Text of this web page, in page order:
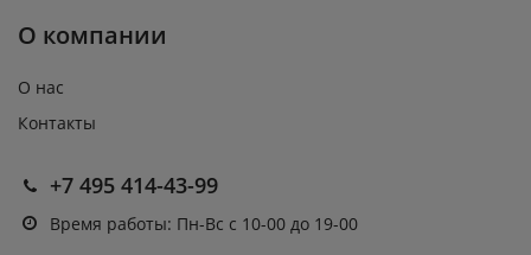
О компании
О нас
Контакты
+7 495 414-43-99
Время работы: Пн-Вс с 10-00 до 19-00